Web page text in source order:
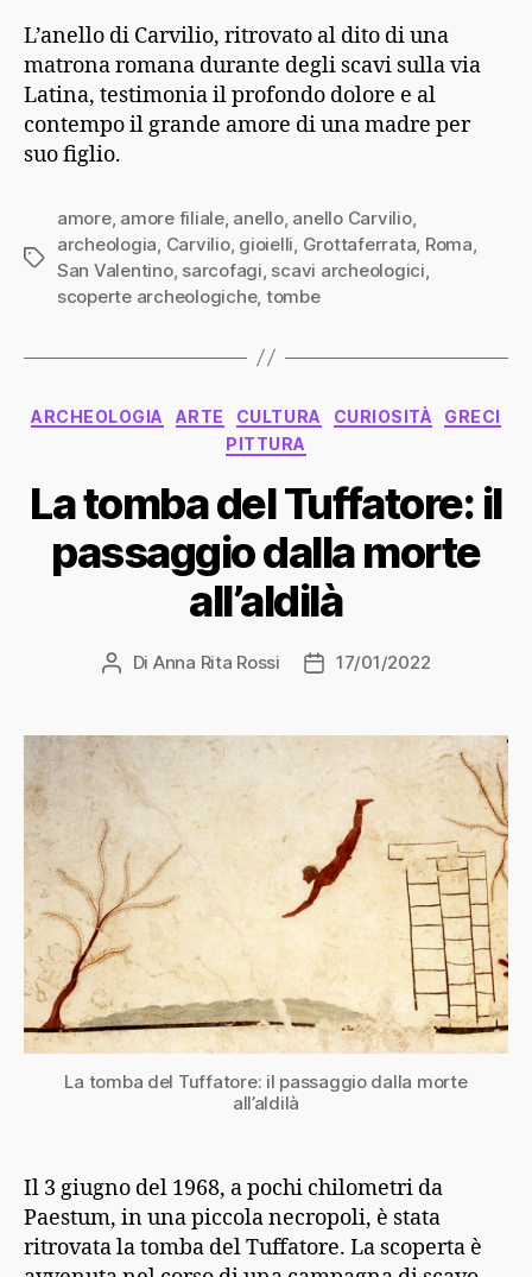
L’anello di Carvilio, ritrovato al dito di una
matrona romana durante degli scavi sulla via
Latina, testimonia il profondo dolore e al
contempo il grande amore di una madre per
suo figlio.
Tag
amore, amore filiale, anello, anello Carvilio,
archeologia Carvilio, gioielli Grottaferrata Roma
San Valentino, sarcofagi scavi archeologici
scoperte archeologiche, tombe
Categorie
ARCHEOLOGIA ARTE CULTURA CURIOSITÀ
GRECI
PITTURA
La tomba del Tuffatore: il
passaggio dalla morte
all’aldilà
Autore
Di Anna Rita Rossi
Data17/01/2022
La tomba del Tuffatore: il passaggio dalla morte
all’aldilà
Il 3 giugno del 1968, a pochi chilometri da
Paestum, in una piccola necropoli, è stata
ritrovata la tomba del Tuffatore. La scoperta è